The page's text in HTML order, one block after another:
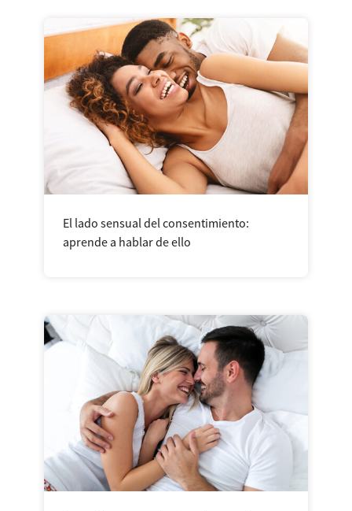
El lado sensual del consentimiento:
aprende a hablar de ello